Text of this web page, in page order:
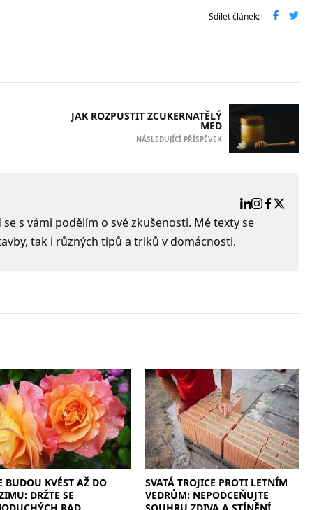
Sdílet článek:
JAK ROZPUSTIT ZCUKERNATĚLÝ
MED
NÁSLEDUJÍCÍ PŘÍSPĚVEK
se s vámi podělím o své zkušenosti. Mé texty se
tak i různých tipů a triků v domácnosti.
BUDOU KVÉST AŽ DO
DRŽTE SE
SVATÁ TROJICE PROTI LETNÍM
VEDRŮM: NEPODCEŇUJTE